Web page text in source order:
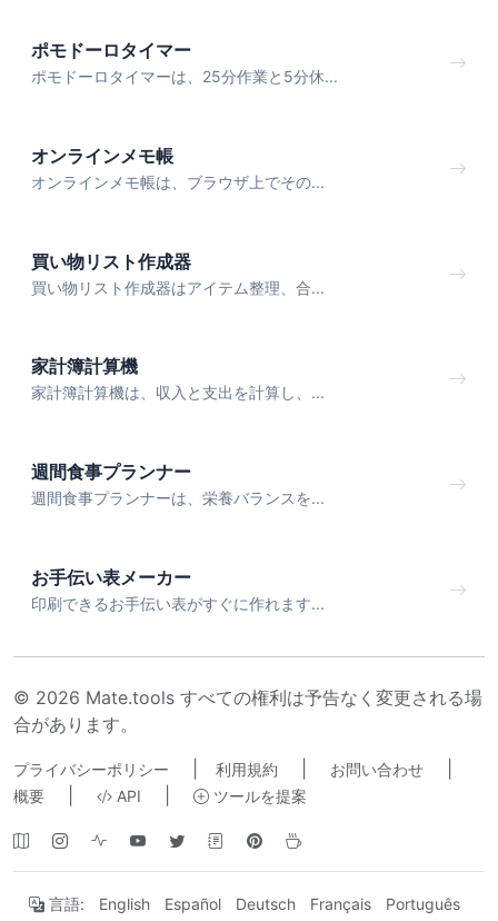
ポモドーロタイマー
ポモドーロタイマーは、25分作業と5分休...
オンラインメモ帳
オンラインメモ帳は、ブラウザ上でその...
買い物リスト作成器
買い物リスト作成器はアイテム整理、合...
家計簿計算機
家計簿計算機は、収入と支出を計算し、...
週間食事プランナー
週間食事プランナーは、栄養バランスを...
お手伝い表メーカー
印刷できるお手伝い表がすぐに作れます...
© 2026 Mate.tools すべての権利は予告なく変更される場
合があります。
プライバシーポリシー 利用規約 お問い合わせ
概要 API ツールを提案
言語: English Español Deutsch Français Português